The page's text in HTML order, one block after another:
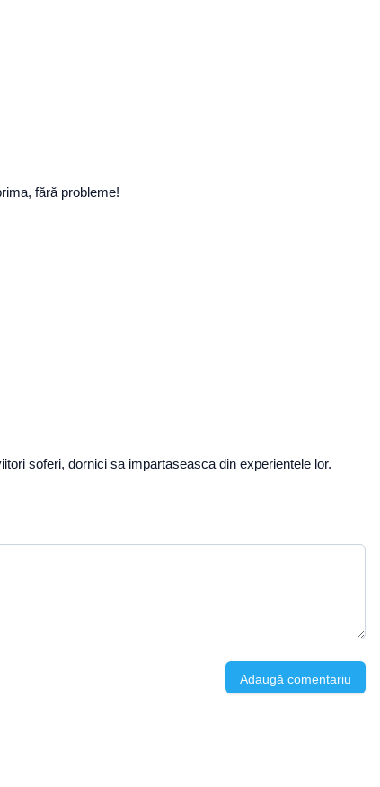
fără probleme!
soferi, dornici sa impartaseasca din experientele lor.
Adaugă comentariu